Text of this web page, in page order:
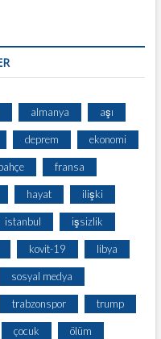
almanya aşı
deprem ekonomi
fransa
hayat ilişki
istanbul işsizlik
kovit-19 libya
sosyal medya
trabzonspor trump
çocuk ölüm